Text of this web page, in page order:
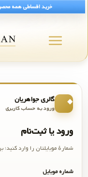
خرید اقساطی همه
گالری جواهریان
ورود به حساب کاربری
ورود یا ثبت‌نام
شمارهٔ موبایلتان را وارد
شماره موبایل